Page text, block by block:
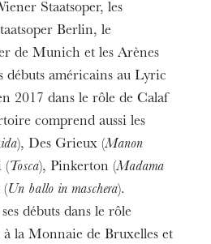
Staatsoper, les
Berlin, le
de Munich et les Arènes
débuts américains au Lyric
2017 dans le rôle de Calaf
comprend aussi les
), Des Grieux (Manon
(Tosca), Pinkerton (Madama
Un ballo in maschera).
débuts dans le rôle
à la Monnaie de Bruxelles et